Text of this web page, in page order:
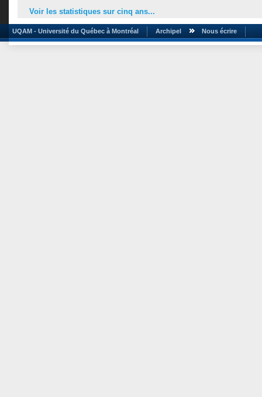
Voir les statistiques sur cinq ans...
UQAM - Université du Québec à Montréal Archipel Nous écrire